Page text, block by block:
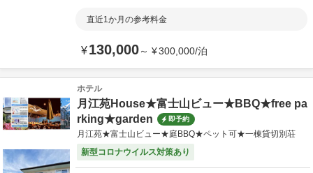
直近1か月の参考料金
¥130,000～ ¥300,000/泊
ホテル
月江苑House★富士山ビュー★BBQ★free pa
rking★garden
即予約
月江苑★富士山ビュー★庭BBQ★ペット可★一棟貸切別荘
新型コロナウイルス対策あり